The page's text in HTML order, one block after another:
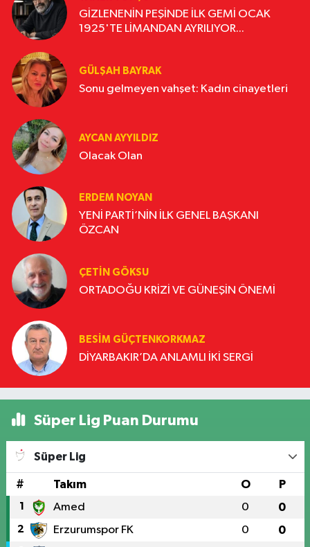
GİZLENENİN PEŞİNDE İLK GEMİ OCAK
1925'TE LİMANDAN AYRILIYOR...
GÜLŞAH BAYRAK
Sonu gelmeyen vahşet: Kadın cinayetleri
AYCAN AYYILDIZ
Olacak Olan
ERDEM NOYAN
YENİ PARTİ’NİN İLK GENEL BAŞKANI
ÖZCAN
ÇETIN GÖKSU
ORTADOĞU KRİZİ VE GÜNEŞİN ÖNEMİ
BESIM GÜÇTENKORKMAZ
DİYARBAKIR’DA ANLAMLI İKİ SERGİ
Süper Lig Puan Durumu
Süper Lig
# Takım O P
1 Amed 0 0
2 Erzurumspor FK 0 0